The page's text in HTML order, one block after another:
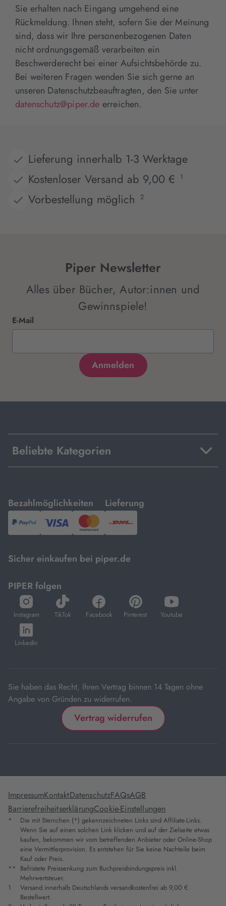
Sie erhalten nach Eingang umgehend eine
Rückmeldung. Ihnen steht, sofern Sie der Meinung
sind, dass wir Ihre personenbezogenen Daten
nicht ordnungsgemäß verarbeiten ein
Beschwerderecht bei einer Aufsichtsbehörde zu.
Bei weiteren Fragen wenden Sie sich gerne an
unseren Datenschutzbeauftragten, den Sie unter
datenschutz@piper.de erreichen.
Lieferung innerhalb 1-3 Werktage
Kostenloser Versand ab 9,00 €
1
Vorbestellung möglich 2
Piper Newsletter
Alles über Bücher, Autor:innen und
Gewinnspiele!
E-Mail
Beliebte Kategorien
Bezahlmöglichkeiten
mit
PayPal,Visa
und
Lieferung
mit
DHL.
Sicher einkaufen bei piper.de
PIPER folgen
Instagram
öffnet
in
neuem
Tab
TikTok
öffnet
in
Facebook
öffnet
in
Pinterest
öffnet
in
Youtube
öffnet
in
LinkedIn
öffnet
in
Sie haben das Recht, Ihren Vertrag binnen 14 Tagen ohne
Angabe von Gründen zu widerrufen.
Vertrag widerrufen
ImpressumKontaktDatenschutzFAQsAGB
BarrierefreiheitserklärungCookie-Einstellungen
*
Die mit Sternchen (*) gekennzeichneten Links sind Affiliate-Links.
Wenn Sie auf einen solchen Link klicken und auf der Zielseite etwas
kaufen, bekommen wir vom betreffenden Anbieter oder Online-Shop
eine Vermittlerprovision. Es entstehen für Sie keine Nachteile beim
Kauf oder Preis.
** Befristete Preissenkung zum Buchpreisbindungspreis inkl.
Mehrwertsteuer.
1
Versand innerhalb Deutschlands versandkostenfrei ab 9,00 €
Bestellwert.